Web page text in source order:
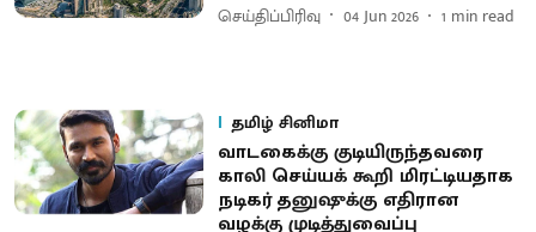
செய்திப்பிரிவு 04 Jun 2026 1 min read
தமிழ் சினிமா
வாடகைக்கு குடியிருந்தவரை
காலி செய்யக் கூறி மிரட்டியதாக
நடிகர் தனுஷுக்கு எதிரான
வழக்கு முடித்துவைப்பு